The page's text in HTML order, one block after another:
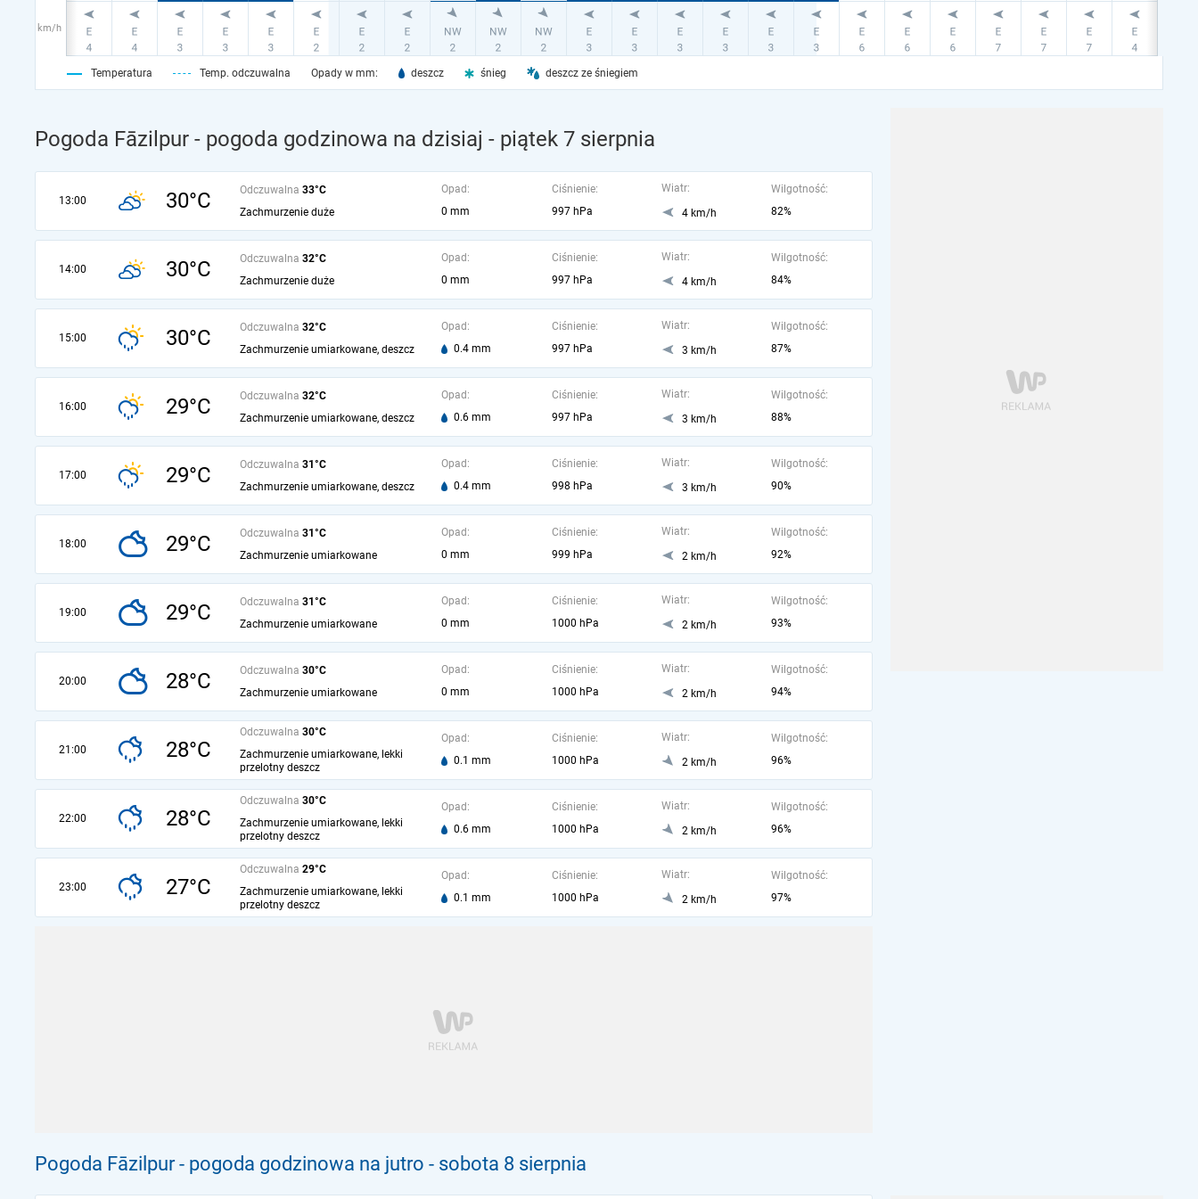
km/h
Temperatura Temp. odczuwalna Opady w mm: deszcz śnieg deszcz ze śniegiem
Pogoda Fāzilpur - pogoda godzinowa na dzisiaj - piątek 7 sierpnia
13:00 30°C Odczuwalna 33°C
Zachmurzenie duże
Opad:
0 mm
Ciśnienie:
997 hPa
Wiatr:
4 km/h
Wilgotność:
82%
14:00 30°C Odczuwalna 32°C
Zachmurzenie duże
Opad:
0 mm
Ciśnienie:
997 hPa
Wiatr:
4 km/h
Wilgotność:
84%
15:00 30°C Odczuwalna 32°C
Zachmurzenie umiarkowane, deszcz
Opad:
0.4 mm
Ciśnienie:
997 hPa
Wiatr:
3 km/h
Wilgotność:
87%
16:00 29°C Odczuwalna 32°C
Zachmurzenie umiarkowane, deszcz
Opad:
0.6 mm
Ciśnienie:
997 hPa
Wiatr:
3 km/h
Wilgotność:
88%
17:00 29°C Odczuwalna 31°C
Zachmurzenie umiarkowane, deszcz
Opad:
0.4 mm
Ciśnienie:
998 hPa
Wiatr:
3 km/h
Wilgotność:
90%
18:00 29°C Odczuwalna 31°C
Zachmurzenie umiarkowane
Opad:
0 mm
Ciśnienie:
999 hPa
Wiatr:
2 km/h
Wilgotność:
92%
19:00 29°C Odczuwalna 31°C
Zachmurzenie umiarkowane
Opad:
0 mm
Ciśnienie:
1000 hPa
Wiatr:
2 km/h
Wilgotność:
93%
20:00 28°C Odczuwalna 30°C
Zachmurzenie umiarkowane
Opad:
0 mm
Ciśnienie:
1000 hPa
Wiatr:
2 km/h
Wilgotność:
94%
21:00 28°C
Odczuwalna 30°C
Zachmurzenie umiarkowane, lekki
przelotny deszcz
Opad:
0.1 mm
Ciśnienie:
1000 hPa
Wiatr:
2 km/h
Wilgotność:
96%
22:00 28°C
Odczuwalna 30°C
Zachmurzenie umiarkowane, lekki
przelotny deszcz
Opad:
0.6 mm
Ciśnienie:
1000 hPa
Wiatr:
2 km/h
Wilgotność:
96%
23:00 27°C
Odczuwalna 29°C
Zachmurzenie umiarkowane, lekki
przelotny deszcz
Opad:
0.1 mm
Ciśnienie:
1000 hPa
Wiatr:
2 km/h
Wilgotność:
97%
Pogoda Fāzilpur - pogoda godzinowa na jutro - sobota 8 sierpnia